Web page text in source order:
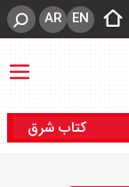
EN
AR
کتاب شرق